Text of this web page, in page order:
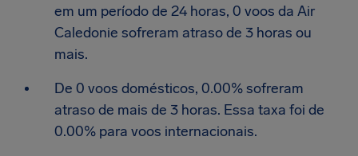
em um período de 24 horas, 0 voos da Air
Caledonie sofreram atraso de 3 horas ou
mais.
De 0 voos domésticos, 0.00% sofreram
atraso de mais de 3 horas. Essa taxa foi de
0.00% para voos internacionais.